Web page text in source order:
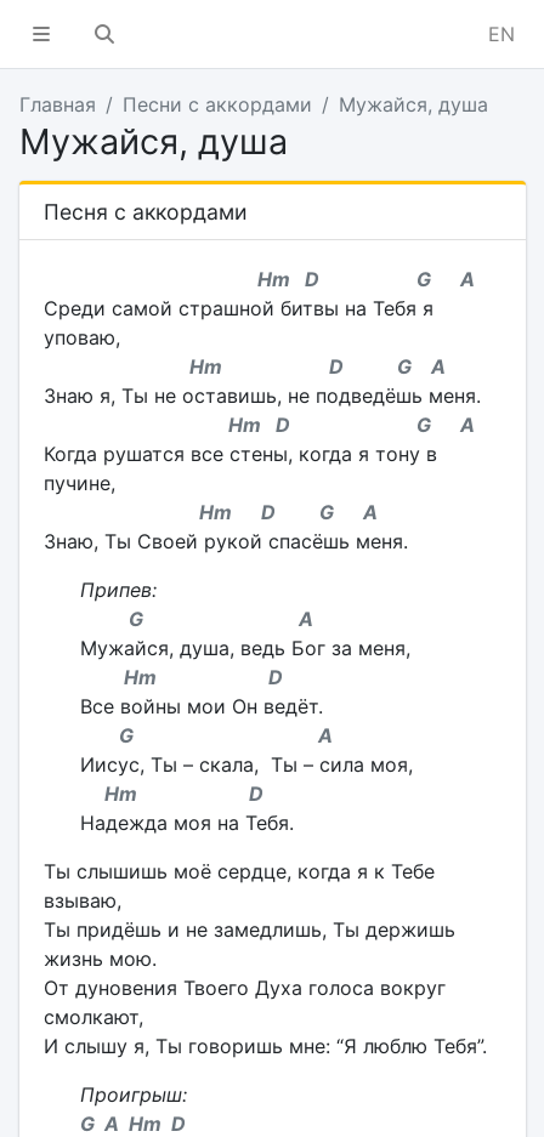
EN
Главная Песни с аккордами Мужайся, душа
Мужайся, душа
Песня с аккордами
Hm D G A
Среди самой страшной битвы на Тебя я
уповаю,
Hm D G A
Знаю я, Ты не оставишь, не подведёшь меня.
Hm D G A
Когда рушатся все стены, когда я тону в
пучине,
Hm D G A
Знаю, Ты Своей рукой спасёшь меня.
Припев:
G A
Мужайся, душа, ведь Бог за меня,
Hm D
Все войны мои Он ведёт.
G A
Иисус, Ты – скала, Ты – сила моя,
Hm D
Надежда моя на Тебя.
Ты слышишь моё сердце, когда я к Тебе
взываю,
Ты придёшь и не замедлишь, Ты держишь
жизнь мою.
От дуновения Твоего Духа голоса вокруг
смолкают,
И слышу я, Ты говоришь мне: “Я люблю Тебя”.
Проигрыш:
G A Hm D